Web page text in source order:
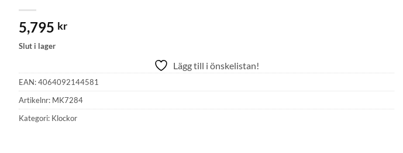
5,795 kr
Slut i lager
Lägg till i önskelistan!
EAN:4064092144581
Artikelnr: MK7284
Kategori: Klockor